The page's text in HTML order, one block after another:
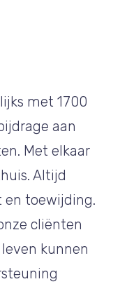
met 1700
aan
Met elkaar
Altijd
en toewijding.
cliënten
kunnen